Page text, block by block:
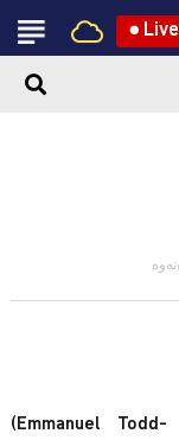
● Live
فەیلەسووفی فەرەنسایی (ئێمانوێل تۆد -Emmanuel Todd)